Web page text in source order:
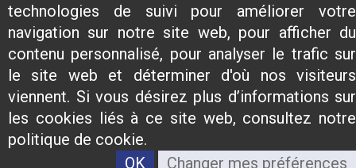
technologies de suivi pour améliorer votre
navigation sur notre site web, pour afficher du
contenu personnalisé, pour analyser le trafic sur
le site web et déterminer d'où nos visiteurs
viennent. Si vous désirez plus d’informations sur
les cookies liés à ce site web, consultez notre
politique de cookie.
OK
Changer mes préférences